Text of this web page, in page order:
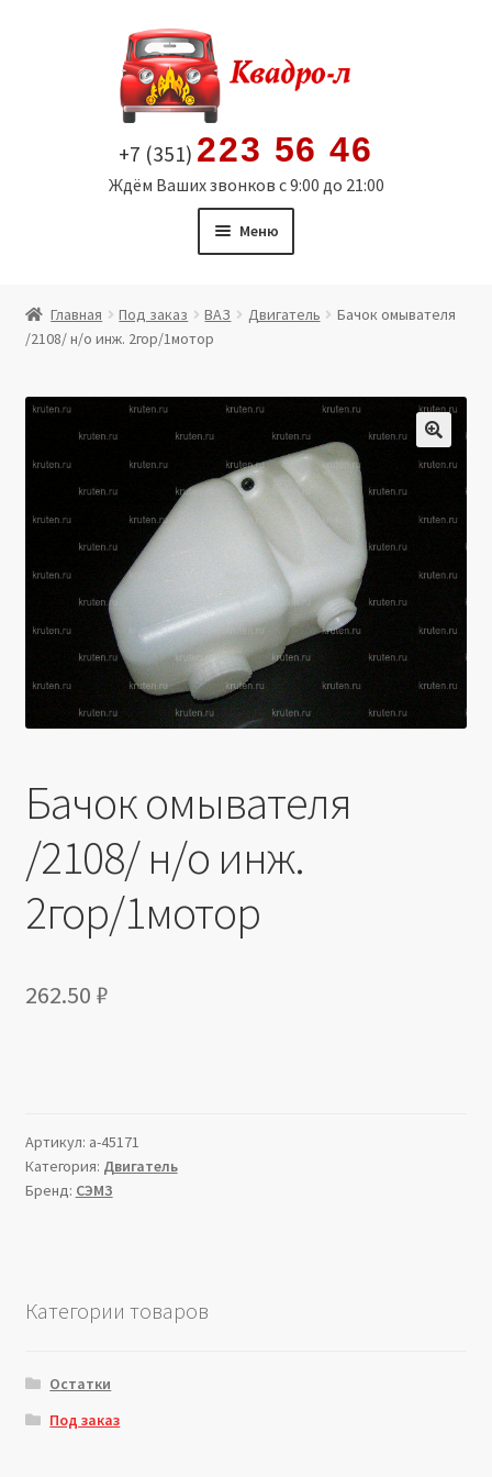
содержимому
+7 (351) 223 56 46
Ждём Ваших звонков с 9:00 до 21:00
Меню
Витрина
Мой аккаунт
Политика в отношении обработки персональных
данных
Производители
Юридические данные
Главная Под заказ ВАЗ Двигатель
Бачок омывателя
/2108/ н/о инж. 2гор/1мотор
🔍
Бачок омывателя
/2108/ н/о инж.
2гор/1мотор
262.50 ₽
Артикул: a-45171
Категория: Двигатель
Бренд: СЭМЗ
Категории товаров
Остатки
Под заказ